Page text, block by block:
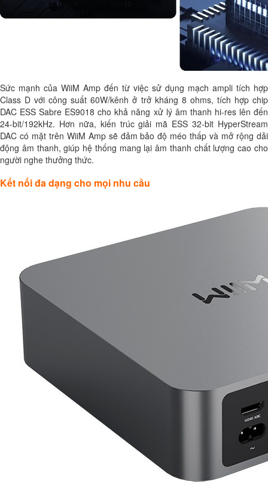
Sức mạnh của WiiM Amp đến từ việc sử dụng mạch ampli tích hợp
Class D với công suất 60W/kênh ở trở kháng 8 ohms, tích hợp chip
DAC ESS Sabre ES9018 cho khả năng xử lý âm thanh hi-res lên đến
24-bit/192kHz. Hơn nữa, kiến trúc giải mã ESS 32-bit HyperStream
DAC có mặt trên WiiM Amp sẽ đảm bảo độ méo thấp và mở rộng dải
động âm thanh, giúp hệ thống mang lại âm thanh chất lượng cao cho
người nghe thưởng thức.
Kết nối đa dạng cho mọi nhu cầu